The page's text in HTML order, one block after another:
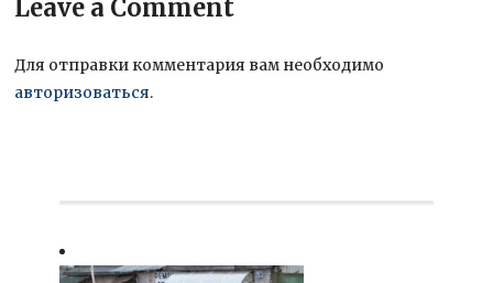
Leave a Comment
Для отправки комментария вам необходимо
авторизоваться.